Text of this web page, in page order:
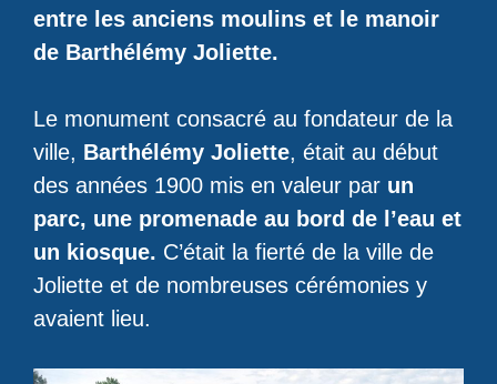
entre les anciens moulins et le manoir
de Barthélémy Joliette.
Le monument consacré au fondateur de la
ville, Barthélémy Joliette, était au début
des années 1900 mis en valeur par un
parc, une promenade au bord de l’eau et
un kiosque. C’était la fierté de la ville de
Joliette et de nombreuses cérémonies y
avaient lieu.